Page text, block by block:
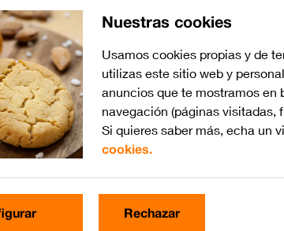
Nuestras cookies
Usamos cookies propias y de
utilizas este sitio web y
anuncios que te mostramos en
navegación (páginas visitadas,
Si quieres saber más, echa un
cookies.
Rechazar